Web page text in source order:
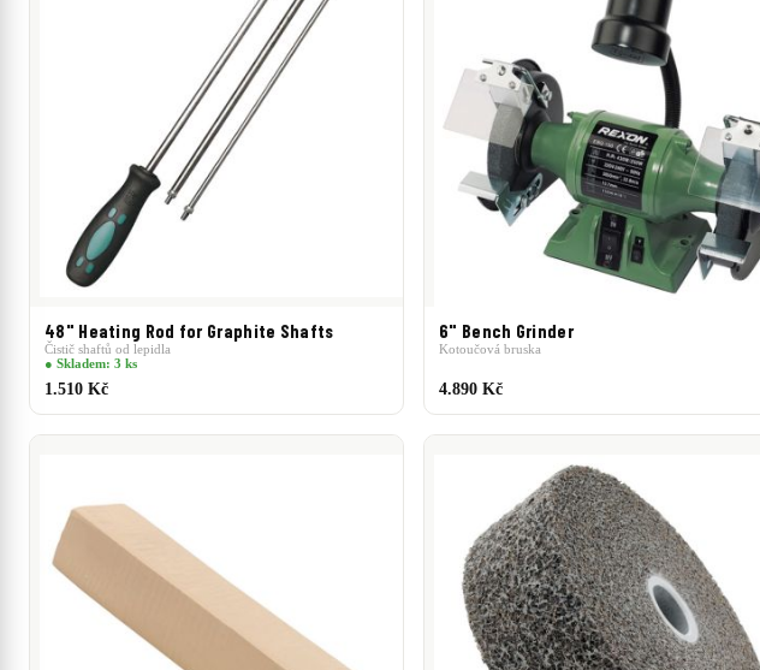
48" Heating Rod for Graphite Shafts
Čistič shaftů od lepidla
● Skladem: 3 ks
1.510 Kč
6" Bench Grinder
Kotoučová bruska
4.890 Kč